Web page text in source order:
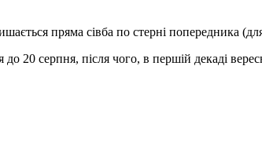
пряма сівба по стерні попередника
20 серпня, після чого, в першій декаді